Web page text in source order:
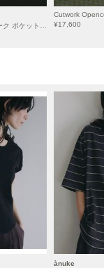
¥17,600
ànuke